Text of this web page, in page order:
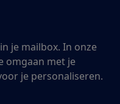
je mailbox. In onze
omgaan met je
je personaliseren.